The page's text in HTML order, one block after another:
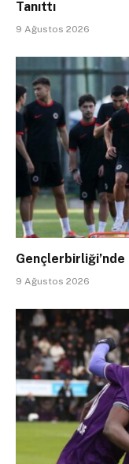
Tanıttı
9 Ağustos 2026
Gençlerbirliği’nde
9 Ağustos 2026